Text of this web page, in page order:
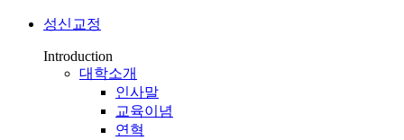
성신교정
Introduction
대학소개
인사말
교육이념
연혁